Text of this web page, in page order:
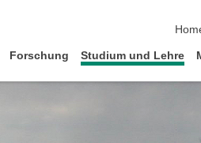
Forschung Studium und Lehre